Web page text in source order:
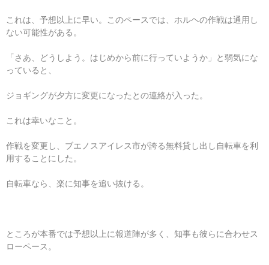
これは、予想以上に早い。このペースでは、ホルヘの作戦は通用し
ない可能性がある。
「さあ、どうしよう。はじめから前に行っていようか」と弱気にな
っていると、
ジョギングが夕方に変更になったとの連絡が入った。
これは幸いなこと。
作戦を変更し、ブエノスアイレス市が誇る無料貸し出し自転車を利
用することにした。
自転車なら、楽に知事を追い抜ける。
ところが本番では予想以上に報道陣が多く、知事も彼らに合わせス
ローペース。